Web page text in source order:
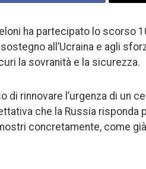
ha partecipato lo scorso
all’Ucraina e agli
la sovranità e la sicurezza.
di rinnovare l’urgenza di un
che la Russia risponda
concretamente, come